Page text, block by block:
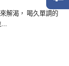
解渴， 喝久單調的
…